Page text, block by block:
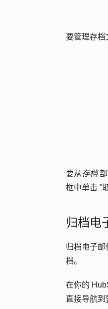
要管理存档
要从存档
框中单击 "
归档电
归档电子
档。
在你的
直接导航到